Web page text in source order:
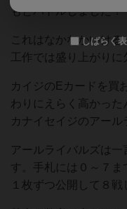
もとバトルしました！
これはなかなかいけ
工作では盛り上がりに
カイジのEカードを買
わりにえらく高かっ
カナイセイジのアール
アールライバルズは
す。手札には０～７ま
１枚ずつ公開して８戦
しばらく